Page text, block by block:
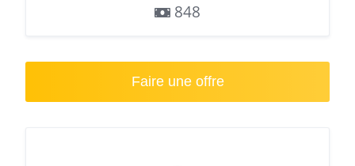
848
Faire une offre